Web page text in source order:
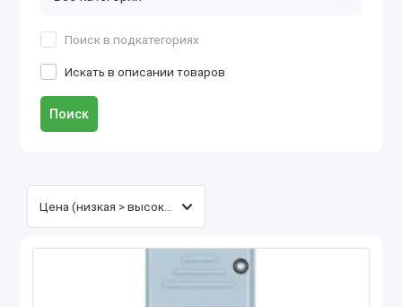
Поиск в подкатегориях
Искать в описании товаров
Поиск